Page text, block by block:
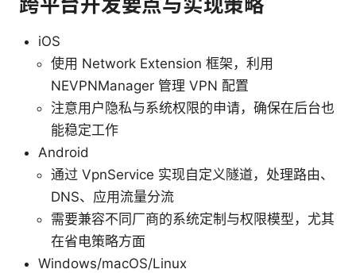
iOS
使用 Network Extension 框架，利用
NEVPNManager 管理 VPN 配置
注意用户隐私与系统权限的申请，确保在后台也
能稳定工作
Android
通过 VpnService 实现自定义隧道，处理路由、
DNS、应用流量分流
需要兼容不同厂商的系统定制与权限模型，尤其
在省电策略方面
Windows/macOS/Linux